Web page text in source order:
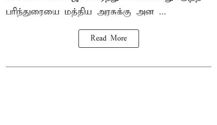
பரிந்துரையை மத்திய அரசுக்கு அன ...
Read More